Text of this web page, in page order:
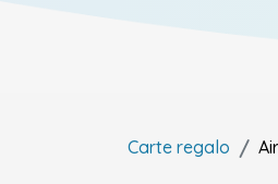
Carte regalo